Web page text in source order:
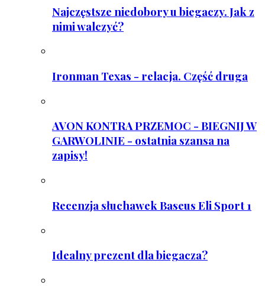
Najczęstsze niedobory u biegaczy. Jak z
nimi walczyć?
Ironman Texas - relacja. Część druga
AVON KONTRA PRZEMOC - BIEGNIJ W
GARWOLINIE - ostatnia szansa na
zapisy!
Recenzja słuchawek Baseus Eli Sport 1
Idealny prezent dla biegacza?